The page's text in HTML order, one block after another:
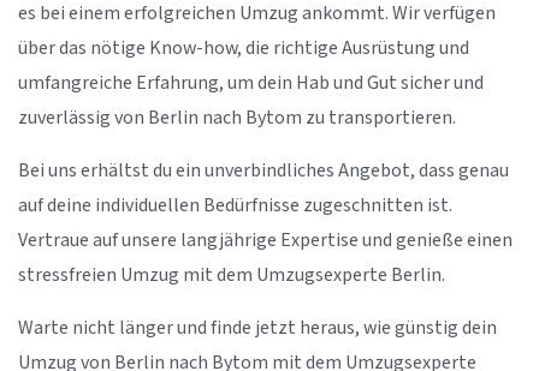
es bei einem erfolgreichen Umzug ankommt. Wir verfügen
über das nötige Know-how, die richtige Ausrüstung und
umfangreiche Erfahrung, um dein Hab und Gut sicher und
zuverlässig von Berlin nach Bytom zu transportieren.
Bei uns erhältst du ein unverbindliches Angebot, dass genau
auf deine individuellen Bedürfnisse zugeschnitten ist.
Vertraue auf unsere langjährige Expertise und genieße einen
stressfreien Umzug mit dem Umzugsexperte Berlin.
Warte nicht länger und finde jetzt heraus, wie günstig dein
Umzug von Berlin nach Bytom mit dem Umzugsexperte